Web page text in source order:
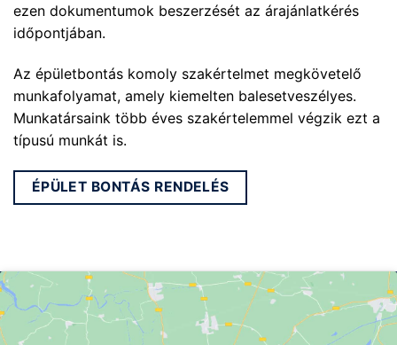
ezen dokumentumok beszerzését az árajánlatkérés
időpontjában.
Az épületbontás komoly szakértelmet megkövetelő
munkafolyamat, amely kiemelten balesetveszélyes.
Munkatársaink több éves szakértelemmel végzik ezt a
típusú munkát is.
ÉPÜLET BONTÁS RENDELÉS